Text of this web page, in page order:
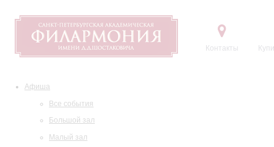
Контакты
Афиша
Все события
Большой зал
Малый зал